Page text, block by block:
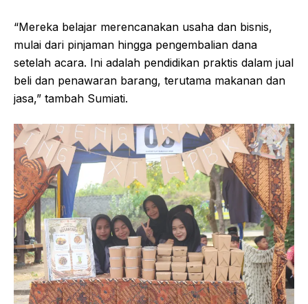
“Mereka belajar merencanakan usaha dan bisnis,
mulai dari pinjaman hingga pengembalian dana
setelah acara. Ini adalah pendidikan praktis dalam jual
beli dan penawaran barang, terutama makanan dan
jasa,” tambah Sumiati.